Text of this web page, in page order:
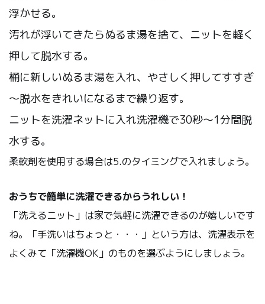
浮かせる。
汚れが浮いてきたらぬるま湯を捨て、ニットを軽く
押して脱水する。
桶に新しいぬるま湯を入れ、やさしく押してすすぎ
～脱水をきれいになるまで繰り返す。
ニットを洗濯ネットに入れ洗濯機で30秒～1分間脱
水する。
柔軟剤を使用する場合は5.のタイミングで入れましょう。
おうちで簡単に洗濯できるからうれしい！
「洗えるニット」は家で気軽に洗濯できるのが嬉しいです
ね。「手洗いはちょっと・・・」という方は、洗濯表示を
よくみて「洗濯機OK」のものを選ぶようにしましょう。